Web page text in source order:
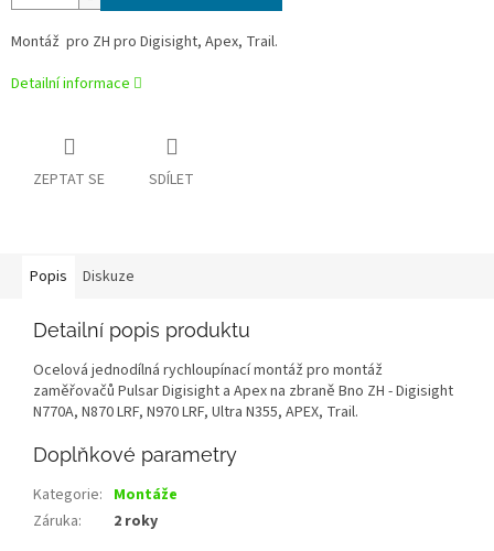
Montáž pro ZH pro Digisight, Apex, Trail.
Detailní informace
ZEPTAT SE SDÍLET
Popis Diskuze
Detailní popis produktu
Ocelová jednodílná rychloupínací montáž pro montáž
zaměřovačů Pulsar Digisight a Apex na zbraně Bno ZH - Digisight
N770A, N870 LRF, N970 LRF, Ultra N355, APEX, Trail.
Doplňkové parametry
Kategorie: Montáže
Záruka: 2 roky